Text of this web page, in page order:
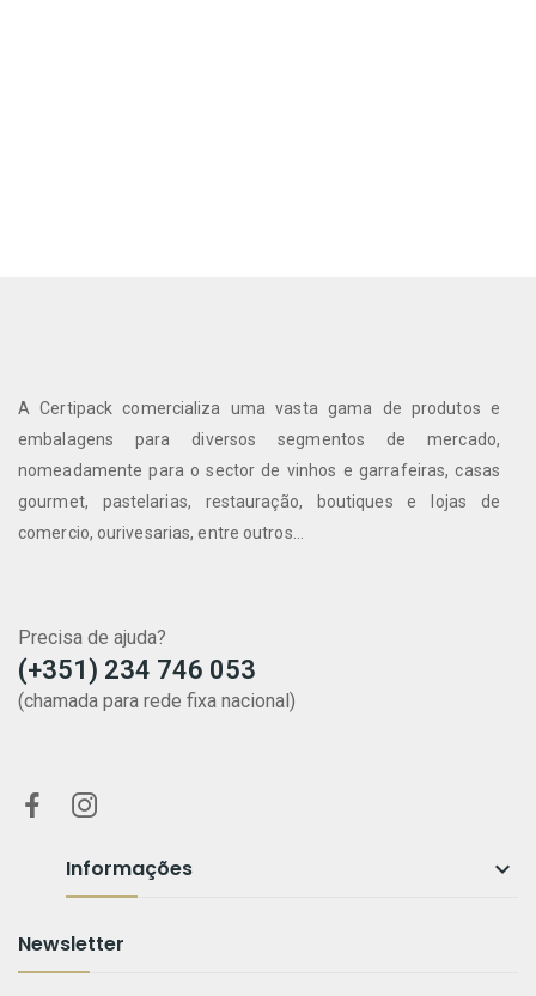
A Certipack comercializa uma vasta gama de produtos e
embalagens para diversos segmentos de mercado,
nomeadamente para o sector de vinhos e garrafeiras, casas
gourmet, pastelarias, restauração, boutiques e lojas de
comercio, ourivesarias, entre outros...
Precisa de ajuda?
(+351) 234 746 053
(chamada para rede fixa nacional)
Informações 
Newsletter